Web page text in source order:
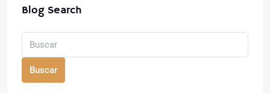
Blog Search
Buscar